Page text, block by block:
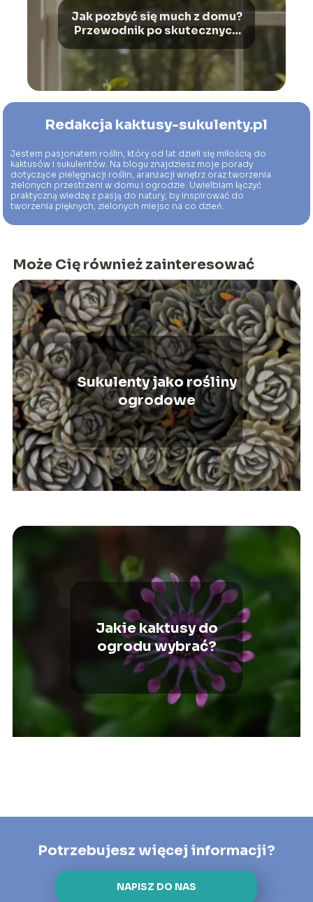
Jak pozbyć się much z domu?
Przewodnik po skutecznych
rozwiązaniach
Redakcja kaktusy-sukulenty.pl
Jestem pasjonatem roślin, który od lat dzieli się miłością do
kaktusów i sukulentów. Na blogu znajdziesz moje porady
dotyczące pielęgnacji roślin, aranżacji wnętrz oraz tworzenia
zielonych przestrzeni w domu i ogrodzie. Uwielbiam łączyć
praktyczną wiedzę z pasją do natury, by inspirować do
tworzenia pięknych, zielonych miejsc na co dzień.
Może Cię również zainteresować
Sukulenty jako rośliny
ogrodowe
Jakie kaktusy do
ogrodu wybrać?
Potrzebujesz więcej informacji?
NAPISZ DO NAS